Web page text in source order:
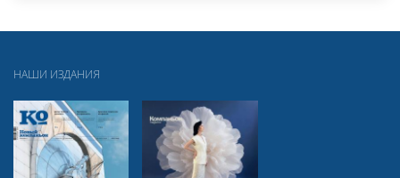
НАШИ ИЗДАНИЯ